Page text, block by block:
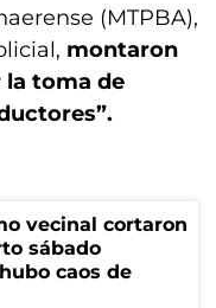
(MTPBA),
montaron
la toma de
vecinal cortaron
sábado
caos de